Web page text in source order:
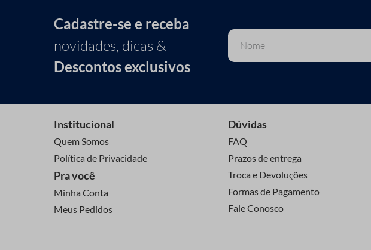
Cadastre-se e receba
novidades, dicas &
Descontos exclusivos
Institucional
Quem Somos
Política de Privacidade
Pra você
Minha Conta
Meus Pedidos
Dúvidas
FAQ
Prazos de entrega
Troca e Devoluções
Formas de Pagamento
Fale Conosco